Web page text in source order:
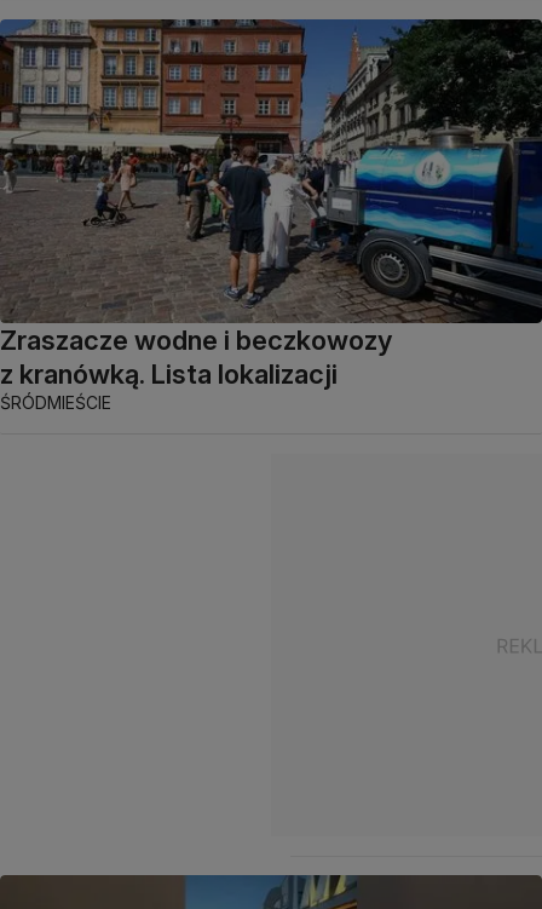
Zraszacze wodne i beczkowozy
z kranówką. Lista lokalizacji
ŚRÓDMIEŚCIE